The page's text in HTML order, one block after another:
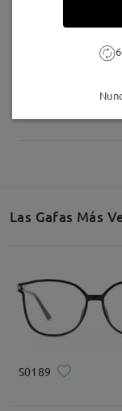
Las Gafas Más
S0189